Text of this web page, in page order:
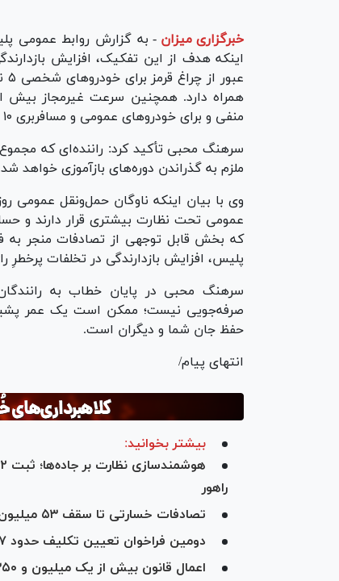
خبرگزاری میزان - به گزارش روابط عمومی
اینکه هدف از این تفکیک، افزایش
منفی و برای خودرو‌های عمومی و مسافربری ۱۰ نمره منفی ثبت می‌کند.
سرهنگ محبی تأکید کرد: راننده‌ای که
ملزم به گذراندن دوره‌های بازآموزی خواهد
وی با بیان اینکه ناوگان حمل‌ونقل عمومی
عمومی تحت نظارت بیشتری قرار دارند و
که بخش قابل توجهی از تصادفات منجر
پلیس، افزایش بازدارندگی در تخلفات
سرهنگ محبی در پایان خطاب به
صرفه‌جویی نیست؛ ممکن است یک عمر
حفظ جان شما و دیگران است.
انتهای پیام/
بیشتر بخوانید:
راهور
تصادفات خسارتی تا سقف ۵۳ میلیون و ۳۰۰ هزار تومان بدون نیاز به کروکی
دومین فراخوان تعیین تکلیف حدود ۱۷هزار دستگاه خودرو و موتورسیکلت توقیفی
اعمال قانون بیش از یک میلیون و ۳۵۰ هزار خودرو به دلیل تخلفات حادثه‌ساز در تهران